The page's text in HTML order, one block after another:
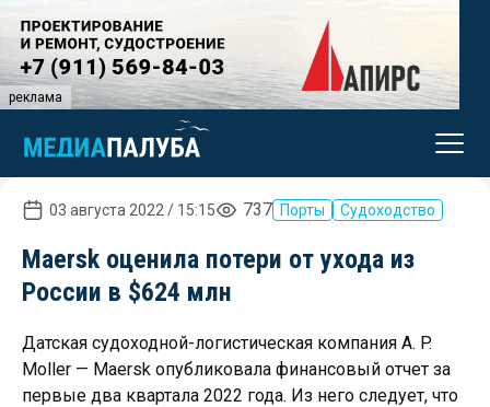
реклама
03 августа 2022 / 15:15 737 Порты Судоходство
Maersk оценила потери от ухода из
России в $624 млн
Датская судоходной-логистическая компания A. P.
Moller — Maersk опубликовала финансовый отчет за
первые два квартала 2022 года. Из него следует, что